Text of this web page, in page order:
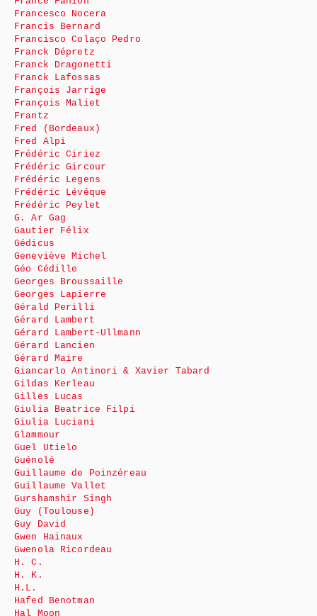
Francesco Nocera
Francis Bernard
Francisco Colaço Pedro
Franck Dépretz
Franck Dragonetti
Franck Lafossas
François Jarrige
François Maliet
Frantz
Fred (Bordeaux)
Fred Alpi
Frédéric Ciriez
Frédéric Gircour
Frédéric Legens
Frédéric Lévêque
Frédéric Peylet
G. Ar Gag
Gautier Félix
Gédicus
Geneviève Michel
Géo Cédille
Georges Broussaille
Georges Lapierre
Gérald Perilli
Gérard Lambert
Gérard Lambert-Ullmann
Gérard Lancien
Gérard Maire
Giancarlo Antinori & Xavier Tabard
Gildas Kerleau
Gilles Lucas
Giulia Beatrice Filpi
Giulia Luciani
Glammour
Guel Utielo
Guénolé
Guillaume de Poinzéreau
Guillaume Vallet
Gurshamshir Singh
Guy (Toulouse)
Guy David
Gwen Hainaux
Gwenola Ricordeau
H. C.
H. K.
H.L.
Hafed Benotman
Hal Moon